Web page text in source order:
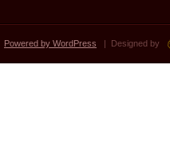
Powered by WordPress | Designed by